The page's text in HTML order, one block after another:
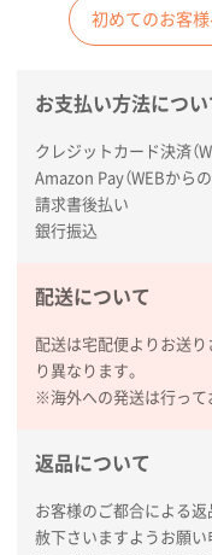
2026年01月29日
商品情報の正確
広島県(社様
枚
2026年01月27日
毎年注文してお
熊本県S社様
ぺんてる ビクー
2026年01月26日
印刷範囲が広か
新潟県R社様
2026年01月16日
納期が比較的短
初めてのお客様
お支払い方法につい
クレジットカード決済（
Amazon Pay（WEBから
請求書後払い
銀行振込
配送について
配送は宅配便よりお送
り異なります。
※海外への発送は行って
返品について
お客様のご都合による
赦下さいますようお願い